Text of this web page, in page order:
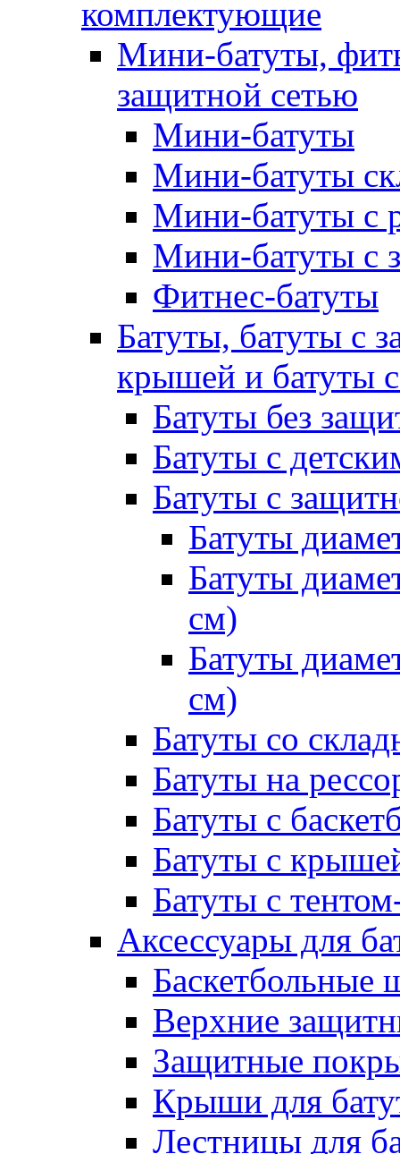
комплектующие
Мини-батуты,
защитной сетью
Мини-батуты
Мини-батуты
Мини-батуты с
Мини-батуты с
Фитнес-батуты
Батуты, батуты с
крышей и батуты
Батуты без
Батуты с
Батуты с
Батуты
Батуты
см)
Батуты
см)
Батуты со
Батуты на
Батуты с
Батуты с
Батуты с
Аксессуары для
Баскетбольные
Верхние
Защитные
Крыши для
Лестницы для